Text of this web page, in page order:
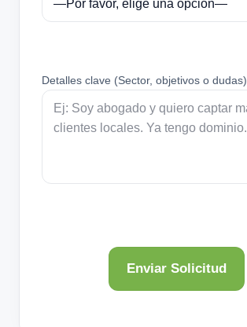
Detalles clave (Sector, objetivos o dudas)